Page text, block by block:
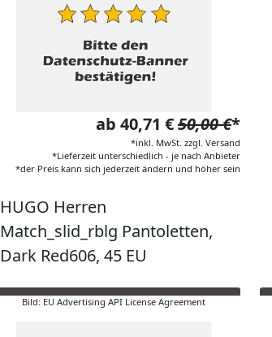
ab 40,71 €50,00 €*
*inkl. MwSt. zzgl. Versand
*Lieferzeit unterschiedlich - je nach Anbieter
*der Preis kann sich jederzeit ändern und höher sein
HUGO Herren
Match_slid_rblg Pantoletten,
Dark Red606, 45 EU
Bild: EU Advertising API License Agreement